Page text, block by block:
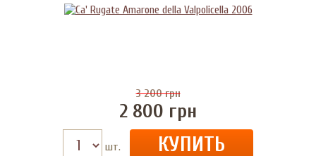
3 200грн
2 800 грн
шт.